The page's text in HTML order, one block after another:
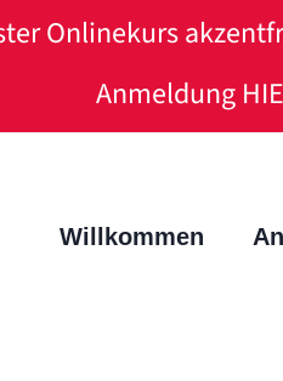
Onlinekurs
Anmeldung
Willkommen